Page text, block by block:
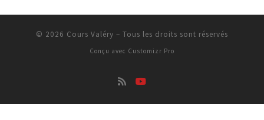
© 2026 Cours Valéry – Tous les droits sont réservés
Conçu avec Customizr Pro